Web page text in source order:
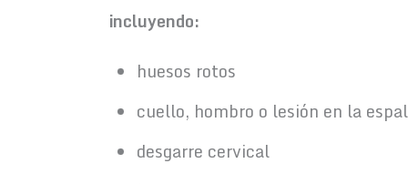
incluyendo:
huesos rotos
cuello, hombro o lesión en la
desgarre cervical